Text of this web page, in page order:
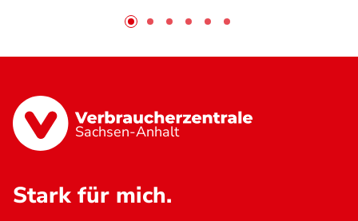
Sachsen-Anhalt
Stark für mich.